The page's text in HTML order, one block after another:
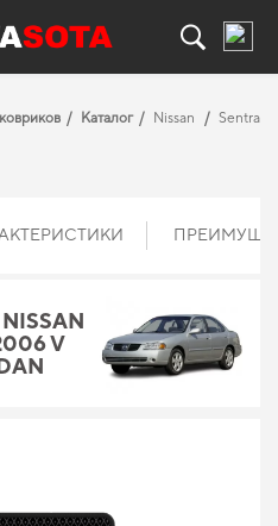
Каталог Nissan
Sentra
V